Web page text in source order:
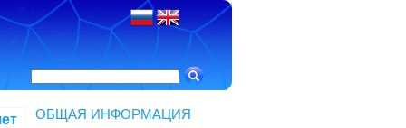
ОБЩАЯ ИНФОРМАЦИЯ